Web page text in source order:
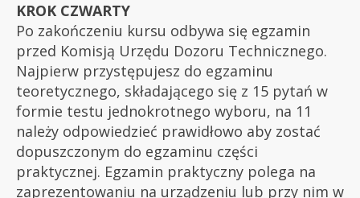
KROK CZWARTY
Po zakończeniu kursu odbywa się egzamin
przed Komisją Urzędu Dozoru Technicznego.
Najpierw przystępujesz do egzaminu
teoretycznego, składającego się z 15 pytań w
formie testu jednokrotnego wyboru, na 11
należy odpowiedzieć prawidłowo aby zostać
dopuszczonym do egzaminu części
praktycznej. Egzamin praktyczny polega na
zaprezentowaniu na urządzeniu lub przy nim w